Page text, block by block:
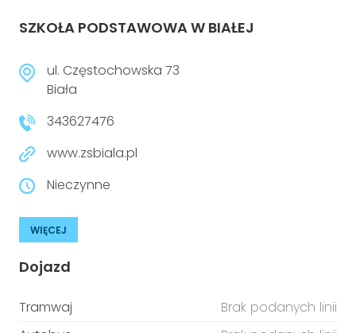
SZKOŁA PODSTAWOWA W BIAŁEJ
ul. Częstochowska 73
Biała
343627476
www.zsbiala.pl
Nieczynne
WIĘCEJ
Dojazd
Tramwaj
Brak podanych linii